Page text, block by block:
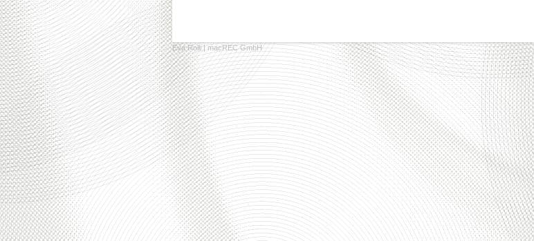
Eva Rolli|macREC GmbH